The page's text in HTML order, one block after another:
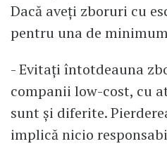
Dacă aveți zboruri cu
pentru una de
- Evitați întotdeauna
companii low-cost, cu
sunt și diferite.
implică nicio